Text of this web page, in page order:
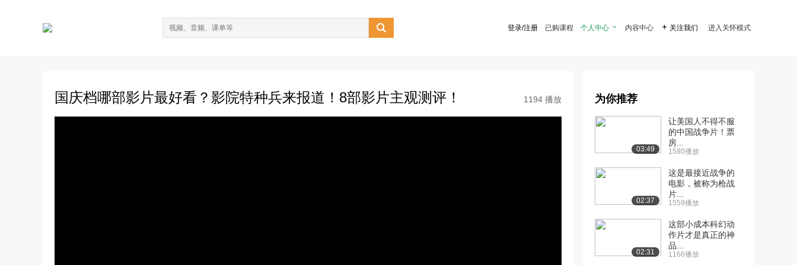
 登录/注册 已购课程 个人中心  内容中心  关注我们 进入关怀模式
国庆档哪部影片最好看？影院特种兵来报道！8部影片主观测评！ 1194 播放 为你推荐
03:49
让美国人不得不服
的中国战争片！票
房...
1580播放
02:37
这是最接近战争的
电影，被称为枪战
片...
1559播放
02:31
这部小成本科幻动
作片才是真正的神
品...
1166播放